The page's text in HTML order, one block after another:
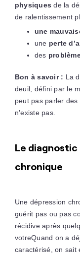
physiques de la
de ralentissement
une
une perte
des
Bon à savoir : La
deuil, défini par le
peut pas parler
n’existe pas.
Le diagnostic
chronique
Une dépression
guérit pas ou pas
récidive après
votreQuand on a
caractérisé, on sait